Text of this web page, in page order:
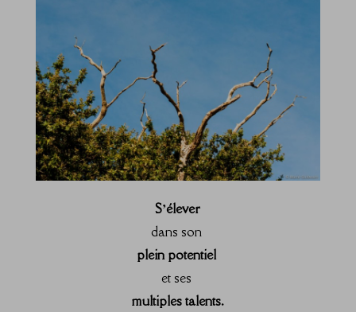
S’élever
dans son
plein potentiel
et ses
multiples talents.